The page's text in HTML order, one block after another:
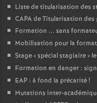
Liste de titularisation des
CAPAde Titularisation des
Formation ... sans
Mobilisation pour la
Stage «spécial stagiaire»
Formation en danger :
EAP : à fond la précarité!
Mutations inter-